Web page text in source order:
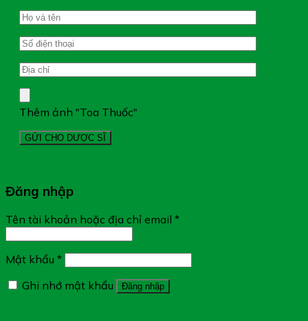
Thêm ảnh "Toa Thuốc"
Đăng nhập
Tên tài khoản hoặc địa chỉ email *
Mật khẩu *
Ghi nhớ mật khẩu
Đăng nhập